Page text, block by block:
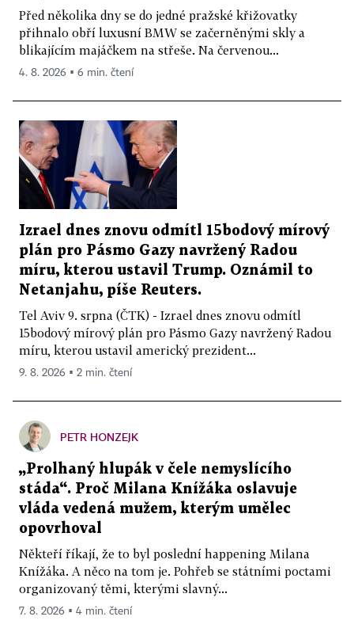
Před několika dny se do jedné pražské křižovatky
přihnalo obří luxusní BMW se začerněnými skly a
blikajícím majáčkem na střeše. Na červenou...
4. 8. 2026 ▪ 6 min. čtení
Izrael dnes znovu odmítl 15bodový mírový
plán pro Pásmo Gazy navržený Radou
míru, kterou ustavil Trump. Oznámil to
Netanjahu, píše Reuters.
Tel Aviv 9. srpna (ČTK) - Izrael dnes znovu odmítl
15bodový mírový plán pro Pásmo Gazy navržený Radou
míru, kterou ustavil americký prezident...
9. 8. 2026 ▪ 2 min. čtení
PETR HONZEJK
„Prolhaný hlupák v čele nemyslícího
stáda“. Proč Milana Knížáka oslavuje
vláda vedená mužem, kterým umělec
opovrhoval
Někteří říkají, že to byl poslední happening Milana
Knížáka. A něco na tom je. Pohřeb se státními poctami
organizovaný těmi, kterými slavný...
7. 8. 2026 ▪ 4 min. čtení